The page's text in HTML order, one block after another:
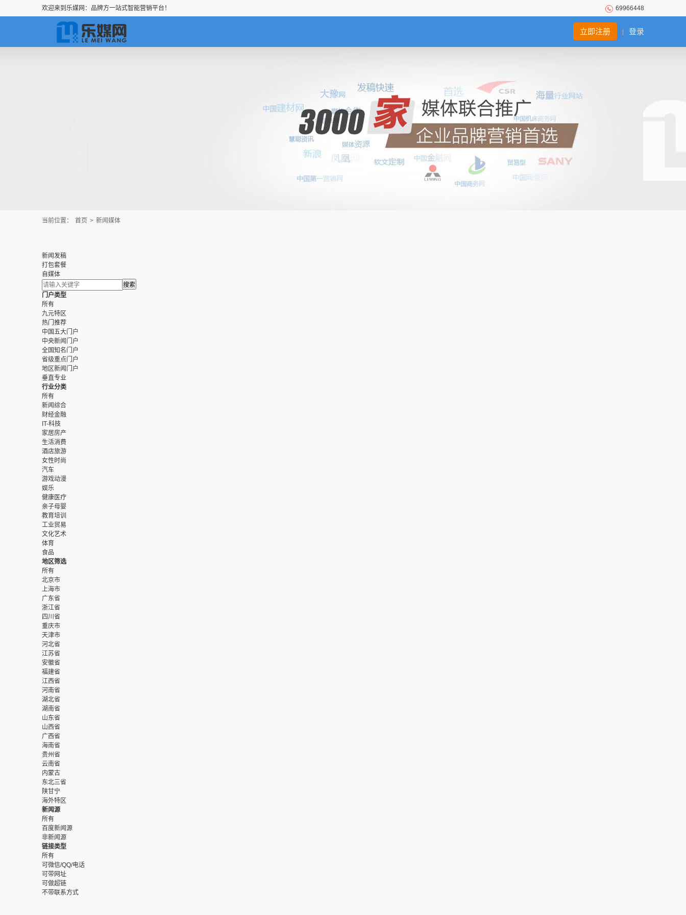
欢迎来到乐媒网：品牌方一站式智能营销平台！ 69966448
登录
立即注册
当前位置： 首页 > 新闻媒体
新闻发稿
打包套餐
自媒体
门户类型
所有
九元特区
热门推荐
中国五大门户
中央新闻门户
全国知名门户
省级重点门户
地区新闻门户
垂直专业
行业分类
所有
新闻综合
财经金融
IT-科技
家居房产
生活消费
酒店旅游
女性时尚
汽车
游戏动漫
娱乐
健康医疗
亲子母婴
教育培训
工业贸易
文化艺术
体育
食品
地区筛选
所有
北京市
上海市
广东省
浙江省
四川省
重庆市
天津市
河北省
江苏省
安徽省
福建省
江西省
河南省
湖北省
湖南省
山东省
山西省
广西省
海南省
贵州省
云南省
内蒙古
东北三省
陕甘宁
海外特区
新闻源
所有
百度新闻源
非新闻源
链接类型
所有
可微信/QQ/电话
可带网址
可做超链
不带联系方式